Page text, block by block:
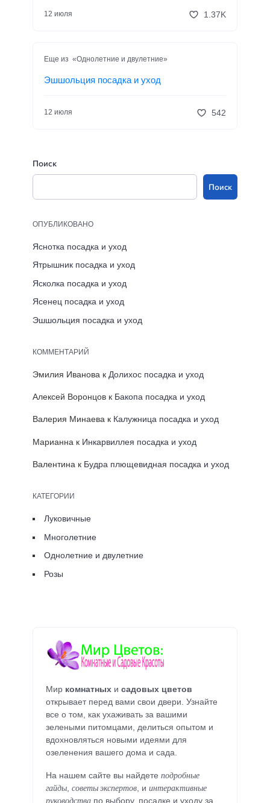
12 июля 1.37K
Еще из «Однолетние и двулетние»
Эшшольция посадка и уход
12 июля 542
Поиск
Поиск
ОПУБЛИКОВАНО
Яснотка посадка и уход
Ятрышник посадка и уход
Ясколка посадка и уход
Ясенец посадка и уход
Эшшольция посадка и уход
КОММЕНТАРИЙ
Эмилия Иванова к Долихос посадка и уход
Алексей Воронцов к Бакопа посадка и уход
Валерия Минаева к Калужница посадка и уход
Марианна к Инкарвиллея посадка и уход
Валентина к Будра плющевидная посадка и уход
КАТЕГОРИИ
Луковичные
Многолетние
Однолетние и двулетние
Розы
Мир комнатных и садовых цветов
открывает перед вами свои двери. Узнайте
все о том, как ухаживать за вашими
зелеными питомцами, делиться опытом и
вдохновляться новыми идеями для
озеленения вашего дома и сада.
На нашем сайте вы найдете подробные
гайды советы экспертов , и интерактивные
руководства по выбору, посадке и уходу за